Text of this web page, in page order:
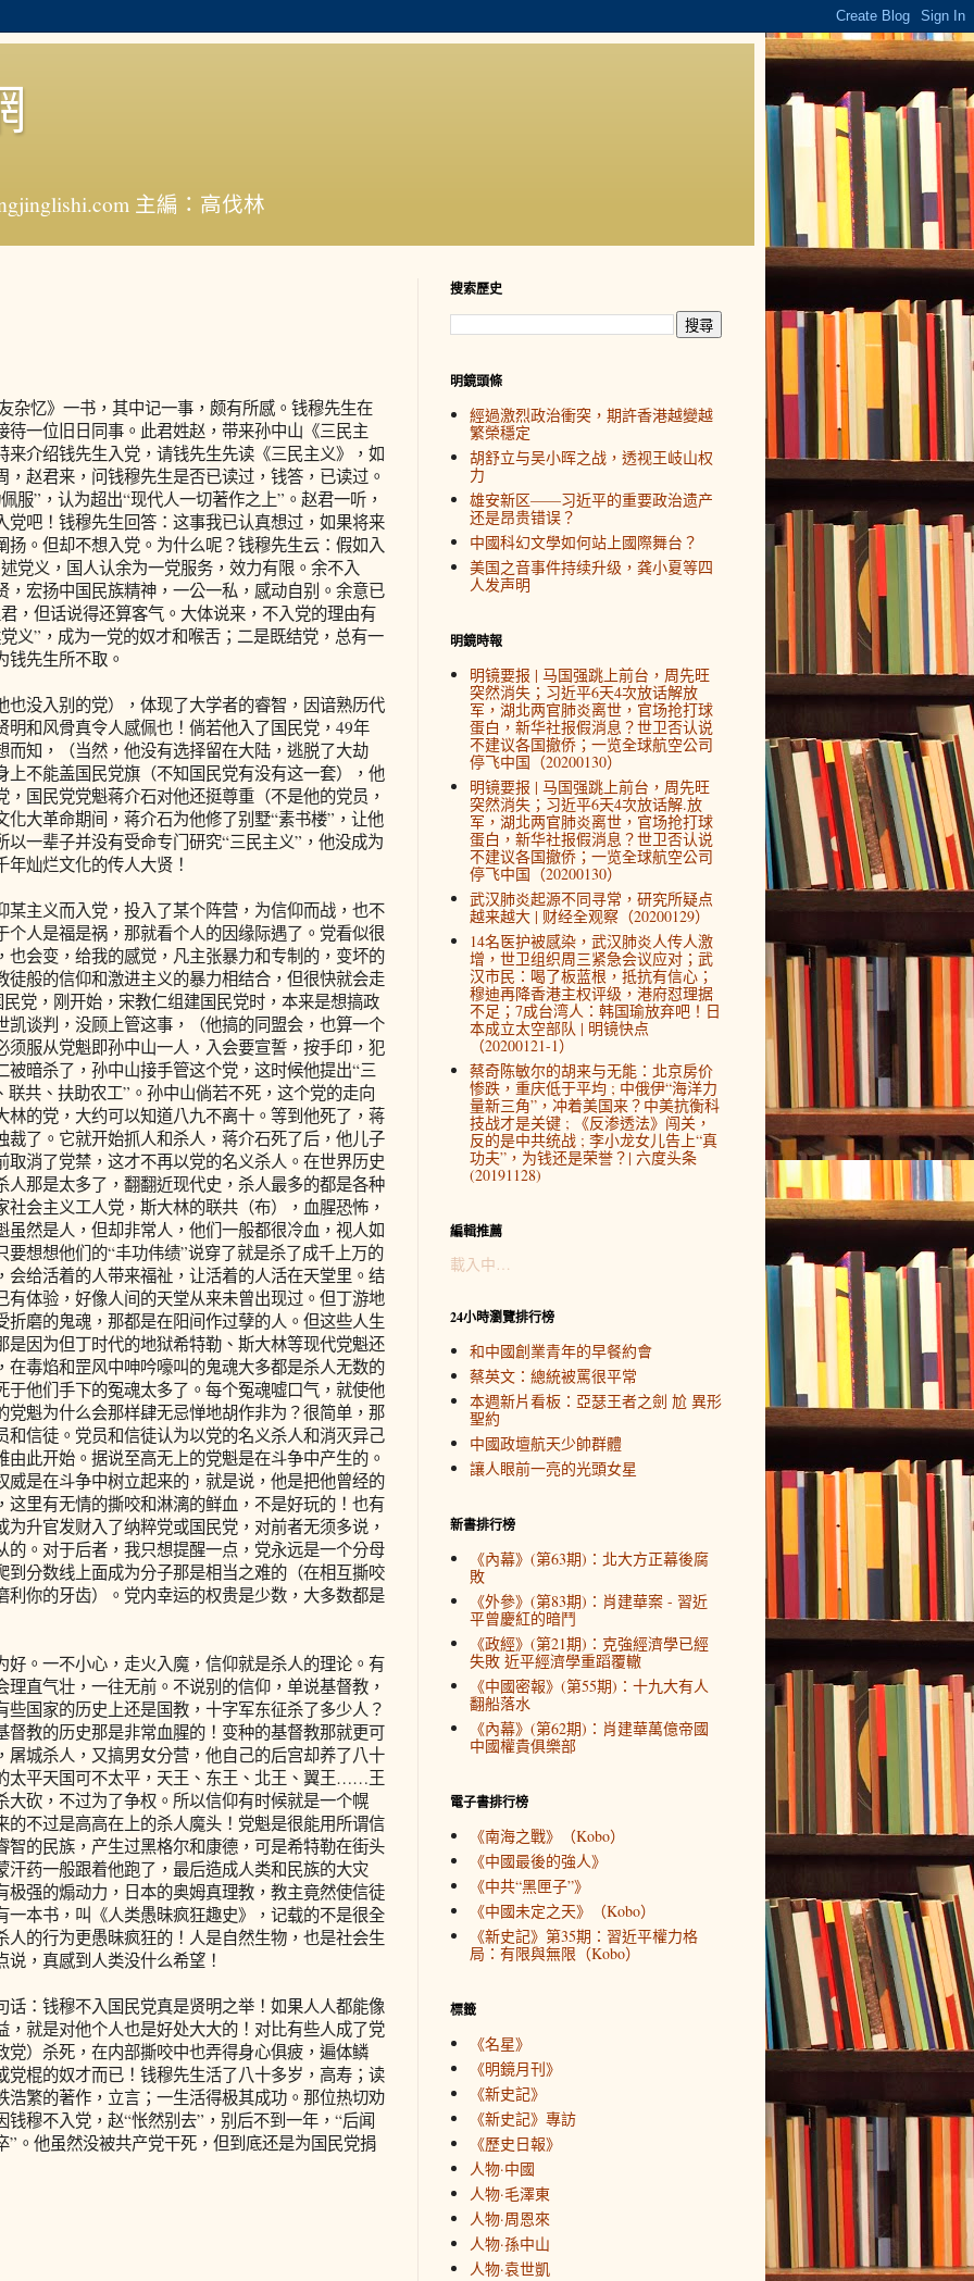
主編：高伐林
忆》一书，其中记一事，颇有所感。钱穆先生在
一位旧日同事。此君姓赵，带来孙中山《三民主
介绍钱先生入党，请钱先生先读《三民主义》，如
赵君来，问钱穆先生是否已读过，钱答，已读过。
服”，认为超出“现代人一切著作之上”。赵君一听，
党吧！钱穆先生回答：这事我已认真想过，如果将来
。但却不想入党。为什么呢？钱穆先生云：假如入
党义，国人认余为一党服务，效力有限。余不入
，宏扬中国民族精神，一公一私，感动自别。余意已
，但话说得还算客气。大体说来，不入党的理由有
义”，成为一党的奴才和喉舌；二是既结党，总有一
钱先生所不取。
入别的党），体现了大学者的睿智，因谙熟历代
明和风骨真令人感佩也！倘若他入了国民党，49年
而知，（当然，他没有选择留在大陆，逃脱了大劫
上不能盖国民党旗（不知国民党有没有这一套），他
国民党党魁蒋介石对他还挺尊重（不是他的党员，
大革命期间，蒋介石为他修了别墅“素书楼”，让他
一辈子并没有受命专门研究“三民主义”，他没成为
灿烂文化的传人大贤！
义而入党，投入了某个阵营，为信仰而战，也不
人是福是祸，那就看个人的因缘际遇了。党看似很
也会变，给我的感觉，凡主张暴力和专制的，变坏的
徒般的信仰和激进主义的暴力相结合，但很快就会走
党，刚开始，宋教仁组建国民党时，本来是想搞政
凯谈判，没顾上管这事，（他搞的同盟会，也算一个
须服从党魁即孙中山一人，入会要宣誓，按手印，犯
暗杀了，孙中山接手管这个党，这时候他提出“三
联共、扶助农工”。孙中山倘若不死，这个党的走向
林的党，大约可以知道八九不离十。等到他死了，蒋
裁了。它就开始抓人和杀人，蒋介石死了后，他儿子
消了党禁，这才不再以党的名义杀人。在世界历史
人那是太多了，翻翻近现代史，杀人最多的都是各种
会主义工人党，斯大林的联共（布），血腥恐怖，
然是人，但却非常人，他们一般都很冷血，视人如
想想他们的“丰功伟绩”说穿了就是杀了成千上万的
会给活着的人带来福祉，让活着的人活在天堂里。结
有体验，好像人间的天堂从来未曾出现过。但丁游地
磨的鬼魂，那都是在阳间作过孽的人。但这些人生
是因为但丁时代的地狱希特勒、斯大林等现代党魁还
在毒焰和罡风中呻吟嚎叫的鬼魂大多都是杀人无数的
于他们手下的冤魂太多了。每个冤魂嘘口气，就使他
党魁为什么会那样肆无忌惮地胡作非为？很简单，那
和信徒。党员和信徒认为以党的名义杀人和消灭异己
此开始。据说至高无上的党魁是在斗争中产生的。
威是在斗争中树立起来的，就是说，他是把他曾经的
这里有无情的撕咬和淋漓的鲜血，不是好玩的！也有
升官发财入了纳粹党或国民党，对前者无须多说，
的。对于后者，我只想提醒一点，党永远是一个分母
到分数线上面成为分子那是相当之难的（在相互撕咬
利你的牙齿）。党内幸运的权贵是少数，大多数都是
一不小心，走火入魔，信仰就是杀人的理论。有
直气壮，一往无前。不说别的信仰，单说基督教，
国家的历史上还是国教，十字军东征杀了多少人？
督教的历史那是非常血腥的！变种的基督教那就更可
屠城杀人，又搞男女分营，他自己的后宫却养了八十
太平天国可不太平，天王、东王、北王、翼王……王
大砍，不过为了争权。所以信仰有时候就是一个幌
的不过是高高在上的杀人魔头！党魁是很能用所谓信
智的民族，产生过黑格尔和康德，可是希特勒在街头
汗药一般跟着他跑了，最后造成人类和民族的大灾
极强的煽动力，日本的奥姆真理教，教主竟然使信徒
一本书，叫《人类愚昧疯狂趣史》，记载的不是很全
的行为更愚昧疯狂的！人是自然生物，也是社会生
，真感到人类没什么希望！
钱穆不入国民党真是贤明之举！如果人人都能像
，就是对他个人也是好处大大的！对比有些人成了党
党）杀死，在内部撕咬中也弄得身心俱疲，遍体鳞
党棍的奴才而已！钱穆先生活了八十多岁，高寿；读
浩繁的著作，立言；一生活得极其成功。那位热切劝
穆不入党，赵“怅然别去”，别后不到一年，“后闻
。他虽然没被共产党干死，但到底还是为国民党捐
搜索歷史
明鏡頭條
經過激烈政治衝突，期許香港越變越
繁榮穩定
胡舒立与吴小晖之战，透视王岐山权
力
雄安新区——习近平的重要政治遗产
还是昂贵错误？
中國科幻文學如何站上國際舞台？
美国之音事件持续升级，龚小夏等四
人发声明
明鏡時報
明镜要报 | 马国强跳上前台，周先旺
突然消失；习近平6天4次放话解放
军，湖北两官肺炎离世，官场抢打球
蛋白，新华社报假消息？世卫否认说
不建议各国撤侨；一览全球航空公司
停飞中国（20200130）
明镜要报 | 马国强跳上前台，周先旺
突然消失；习近平6天4次放话解.放
军，湖北两官肺炎离世，官场抢打球
蛋白，新华社报假消息？世卫否认说
不建议各国撤侨；一览全球航空公司
停飞中国（20200130）
武汉肺炎起源不同寻常，研究所疑点
越来越大 | 财经全观察（20200129）
14名医护被感染，武汉肺炎人传人激
增，世卫组织周三紧急会议应对；武
汉市民：喝了板蓝根，抵抗有信心；
穆迪再降香港主权评级，港府怼理据
不足；7成台湾人：韩国瑜放弃吧！日
本成立太空部队 | 明镜快点
（20200121-1）
蔡奇陈敏尔的胡来与无能：北京房价
惨跌，重庆低于平均 ; 中俄伊“海洋力
量新三角”，冲着美国来？中美抗衡科
技战才是关键 ; 《反渗透法》闯关，
反的是中共统战 ; 李小龙女儿告上“真
功夫”，为钱还是荣誉？| 六度头条
(20191128)
編輯推薦
載入中…
24小時瀏覽排行榜
和中國創業青年的早餐約會
蔡英文：總統被罵很平常
本週新片看板：亞瑟王者之劍 尬 異形
聖約
中國政壇航天少帥群體
讓人眼前一亮的光頭女星
新書排行榜
《內幕》(第63期)：北大方正幕後腐
敗
《外參》(第83期)：肖建華案 - 習近
平曾慶紅的暗鬥
《政經》(第21期)：克強經濟學已經
失敗 近平經濟學重蹈覆轍
《中國密報》(第55期)：十九大有人
翻船落水
《內幕》(第62期)：肖建華萬億帝國
中國權貴俱樂部
電子書排行榜
《南海之戰》（Kobo）
《中國最後的強人》
《中共“黑匣子”》
《中國未定之天》（Kobo）
《新史記》第35期：習近平權力格
局：有限與無限（Kobo）
標籤
《名星》
《明鏡月刊》
《新史記》
《新史記》專訪
《歷史日報》
人物·中國
人物·毛澤東
人物·周恩來
人物·孫中山
人物·袁世凱